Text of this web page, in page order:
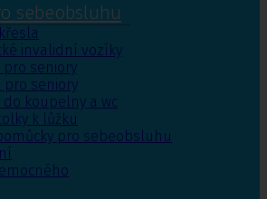
sebeobsluhu
invalidní vozíky
pro seniory
pro seniory
do koupelny a wc
k lůžku
pro sebeobsluhu